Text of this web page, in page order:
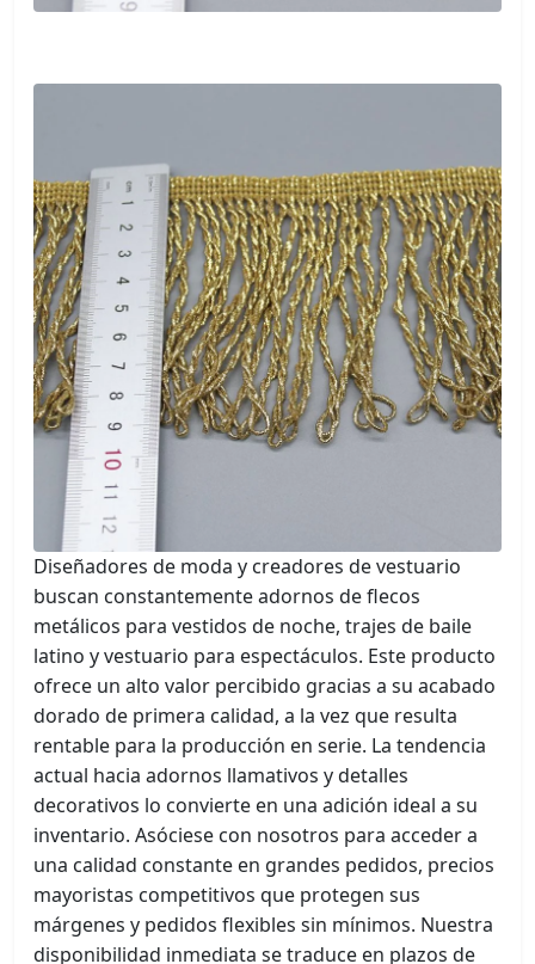
Diseñadores de moda y creadores de vestuario
buscan constantemente adornos de flecos
metálicos para vestidos de noche, trajes de baile
latino y vestuario para espectáculos. Este producto
ofrece un alto valor percibido gracias a su acabado
dorado de primera calidad, a la vez que resulta
rentable para la producción en serie. La tendencia
actual hacia adornos llamativos y detalles
decorativos lo convierte en una adición ideal a su
inventario. Asóciese con nosotros para acceder a
una calidad constante en grandes pedidos, precios
mayoristas competitivos que protegen sus
márgenes y pedidos flexibles sin mínimos. Nuestra
disponibilidad inmediata se traduce en plazos de